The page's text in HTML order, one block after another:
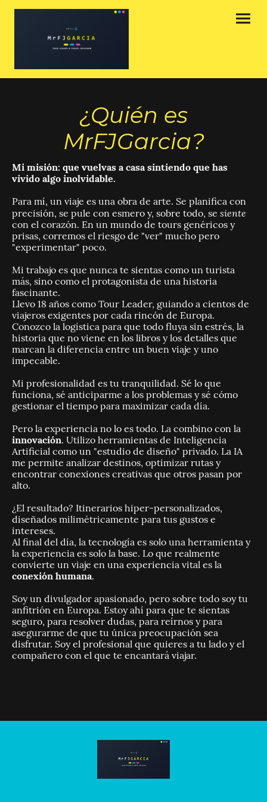
¿Quién es
MrFJGarcia?
Mi misión: que vuelvas a casa sintiendo que has
vivido algo inolvidable.
Para mí, un viaje es una obra de arte. Se planifica con
precisión, se pule con esmero y, sobre todo, se siente
con el corazón. En un mundo de tours genéricos y
prisas, corremos el riesgo de "ver" mucho pero
"experimentar" poco.
Mi trabajo es que nunca te sientas como un turista
más, sino como el protagonista de una historia
fascinante.
Llevo 18 años como Tour Leader, guiando a cientos de
viajeros exigentes por cada rincón de Europa.
Conozco la logística para que todo fluya sin estrés, la
historia que no viene en los libros y los detalles que
marcan la diferencia entre un buen viaje y uno
impecable.
Mi profesionalidad es tu tranquilidad. Sé lo que
funciona, sé anticiparme a los problemas y sé cómo
gestionar el tiempo para maximizar cada día.
Pero la experiencia no lo es todo. La combino con la
innovación. Utilizo herramientas de Inteligencia
Artificial como un "estudio de diseño" privado. La IA
me permite analizar destinos, optimizar rutas y
encontrar conexiones creativas que otros pasan por
alto.
¿El resultado? Itinerarios hiper-personalizados,
diseñados milimétricamente para tus gustos e
intereses.
Al final del día, la tecnología es solo una herramienta y
la experiencia es solo la base. Lo que realmente
convierte un viaje en una experiencia vital es la
conexión humana.
Soy un divulgador apasionado, pero sobre todo soy tu
anfitrión en Europa. Estoy ahí para que te sientas
seguro, para resolver dudas, para reírnos y para
asegurarme de que tu única preocupación sea
disfrutar. Soy el profesional que quieres a tu lado y el
compañero con el que te encantará viajar.